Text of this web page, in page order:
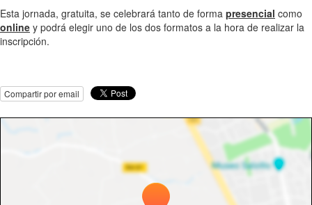
Esta jornada, gratuita, se celebrará tanto de forma presencial como
online y podrá elegir uno de los dos formatos a la hora de realizar la
inscripción.
Compartir por email